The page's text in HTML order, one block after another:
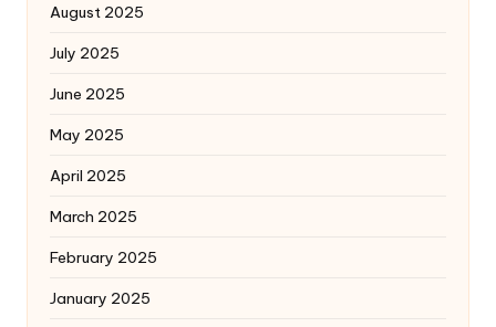
August 2025
July 2025
June 2025
May 2025
April 2025
March 2025
February 2025
January 2025